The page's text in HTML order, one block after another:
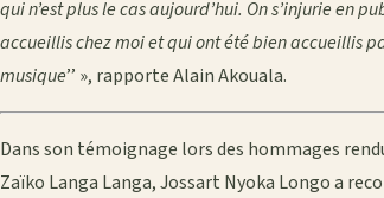
qui n’est plus le cas aujourd’hui. On s’injurie en
accueillis chez moi et qui ont été bien accueillis
musique’’ », rapporte Alain Akouala.
Dans son témoignage lors des hommages
Zaïko Langa Langa, Jossart Nyoka Longo a